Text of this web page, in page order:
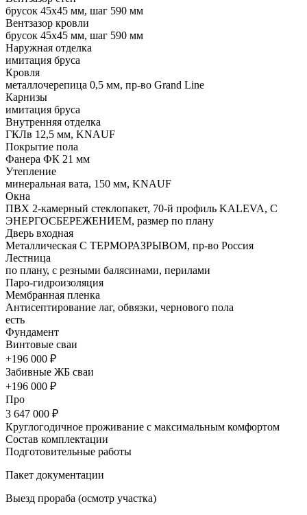
брусок 45х45 мм, шаг 590 мм
Вентзазор кровли
брусок 45х45 мм, шаг 590 мм
Наружная отделка
имитация бруса
Кровля
металлочерепица 0,5 мм, пр-во Grand Line
Карнизы
имитация бруса
Внутренняя отделка
ГКЛв 12,5 мм, KNAUF
Покрытие пола
Фанера ФК 21 мм
Утепление
минеральная вата, 150 мм, KNAUF
Окна
ПВХ 2-камерный стеклопакет, 70-й профиль KALEVA, С
ЭНЕРГОСБЕРЕЖЕНИЕМ, размер по плану
Дверь входная
Металлическая С ТЕРМОРАЗРЫВОМ, пр-во Россия
Лестница
по плану, с резными балясинами, перилами
Паро-гидроизоляция
Мембранная пленка
Антисептирование лаг, обвязки, чернового пола
есть
Фундамент
Винтовые сваи
+196 000 ₽
Забивные ЖБ сваи
+196 000 ₽
Про
3 647 000 ₽
Круглогодичное проживание с максимальным комфортом
Состав комплектации
Подготовительные работы
Пакет документации
Выезд прораба (осмотр участка)